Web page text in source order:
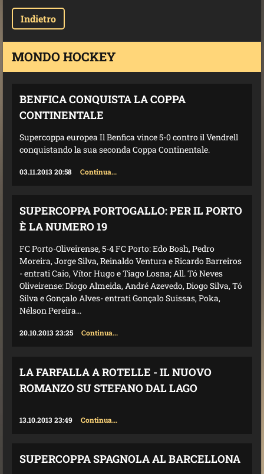
Indietro
MONDO HOCKEY
BENFICA CONQUISTA LA COPPA
CONTINENTALE
Supercoppa europea Il Benfica vince 5-0 contro il Vendrell
conquistando la sua seconda Coppa Continentale.
03.11.2013 20:58 Continua...
SUPERCOPPA PORTOGALLO: PER IL PORTO
È LA NUMERO 19
FC Porto-Oliveirense, 5-4 FC Porto: Edo Bosh, Pedro
Moreira, Jorge Silva, Reinaldo Ventura e Ricardo Barreiros
- entrati Caio, Vítor Hugo e Tiago Losna; All. Tó Neves
Oliveirense: Diogo Almeida, André Azevedo, Diogo Silva, Tó
Silva e Gonçalo Alves- entrati Gonçalo Suissas, Poka,
Nélson Pereira...
20.10.2013 23:25 Continua...
LA FARFALLA A ROTELLE - IL NUOVO
ROMANZO SU STEFANO DAL LAGO
13.10.2013 23:49 Continua...
SUPERCOPPA SPAGNOLA AL BARCELLONA